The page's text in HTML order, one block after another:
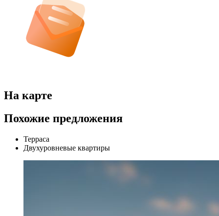
На карте
Похожие предложения
Терраса
Двухуровневые квартиры